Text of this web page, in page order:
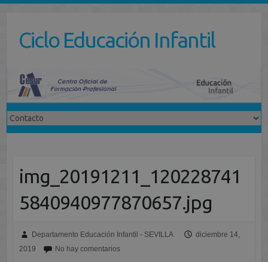
contenidoCiclo Educación Infantil
img_20191211_120228741
5840940977870657.jpg
Departamento Educación Infantil - SEVILLA
diciembre 14,
2019
No hay comentarios